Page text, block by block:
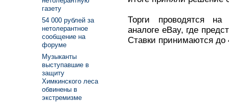
Торги проводятся на
аналоге eBay, где
Ставки принимаются до
газету
54 000 рублей за
нетолерантное
сообщение на
форуме
Музыканты
выступавшие в
защиту
Химкинского леса
обвинены в
экстремизме